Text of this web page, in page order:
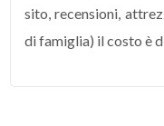
sito, recensioni,
di famiglia) il costo è
Nuova costruzione